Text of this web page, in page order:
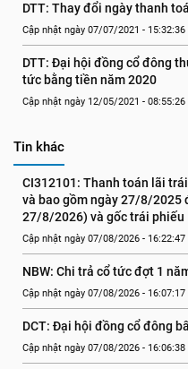
DTT: Thay đổi ngày thanh
Cập nhật ngày 07/07/2021 - 15:32:36
DTT: Đại hội đồng cổ đông
tức bằng tiền năm 2020
Cập nhật ngày 12/05/2021 - 08:55:26
Tin khác
CI312101: Thanh toán lãi
và bao gồm ngày 27/8/2025
27/8/2026) và gốc trái phiếu
Cập nhật ngày 07/08/2026 - 16:22:47
NBW: Chi trả cổ tức đợt 1
Cập nhật ngày 07/08/2026 - 16:07:17
DCT: Đại hội đồng cổ đông
Cập nhật ngày 07/08/2026 - 16:06:38